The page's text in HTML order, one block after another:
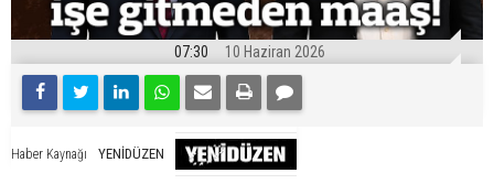
07:30 10 Haziran 2026
Haber Kaynağı YENİDÜZEN